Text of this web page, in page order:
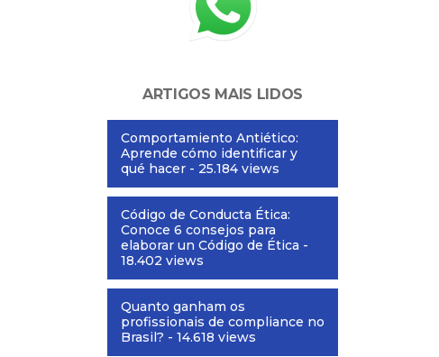
ARTIGOS MAIS LIDOS
Comportamiento Antiético:
Aprende cómo identificar y
qué hacer - 25.184 views
Código de Conducta Ética:
Conoce 6 consejos para
elaborar un Código de Ética -
18.402 views
Quanto ganham os
profissionais de compliance no
Brasil? - 14.618 views